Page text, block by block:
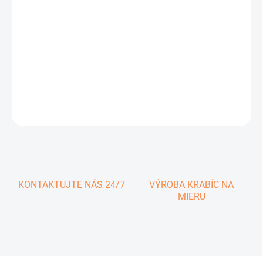
KONTAKTUJTE NÁS 24/7
VÝROBA KRABÍC NA
MIERU